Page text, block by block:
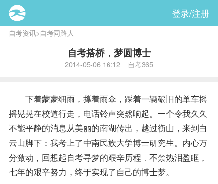
登录/注册
自考资讯>自考同路人
自考搭桥，梦圆博士
2014-05-06 16:12 自考365
下着蒙蒙细雨，撑着雨伞，踩着一辆破旧的单车摇
摇晃晃在校道行走，电话铃声突然响起。一个令我久久
不能平静的消息从美丽的南湖传出，越过衡山，来到白
云山脚下：我考上了中南民族大学博士研究生。内心万
分激动，回想起自考寻梦的艰辛历程，不禁热泪盈眶，
七年的艰辛努力，终于实现了自己的博士梦。